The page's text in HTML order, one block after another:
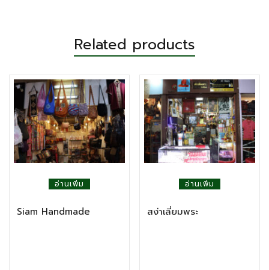
Related products
อ่านเพิ่ม
Siam Handmade
อ่านเพิ่ม
สง่าเลี่ยมพระ